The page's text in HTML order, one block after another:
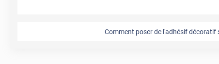
Comment poser de l'adhésif décoratif